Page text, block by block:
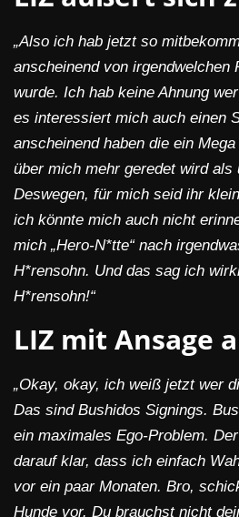
„Also ich hab jetzt so
anscheinend von irgendwelchen
wurde. Ich hab keine Ahnung
es interessiert mich auch einen
anscheinend haben die ein
über mich mehr geredet wird als
Deswegen, für mich seid ihr
ich könnte mich auch nicht
mich „Hero-N*tte“ nach
H*rensohn. Und das sag ich
H*rensohn!“
LIZ mit Ansage
„Okay, okay, ich weiß jetzt wer
Das sind Bushidos Signings.
ein maximales Ego-Problem.
darauf klar, dass ich einfach
vor ein paar Monaten. Bro,
Hunde vor. Du brauchst nicht